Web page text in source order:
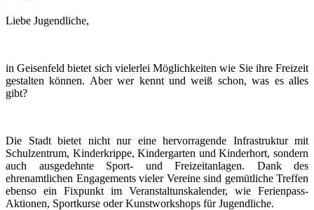
Liebe Jugendliche,
in Geisenfeld bietet sich vielerlei Möglichkeiten wie Sie ihre Freizeit
gestalten können. Aber wer kennt und weiß schon, was es alles
gibt?
Die Stadt bietet nicht nur eine hervorragende Infrastruktur mit
Schulzentrum, Kinderkrippe, Kindergarten und Kinderhort, sondern
auch ausgedehnte Sport- und Freizeitanlagen. Dank des
ehrenamtlichen Engagements vieler Vereine sind gemütliche Treffen
ebenso ein Fixpunkt im Veranstaltunskalender, wie Ferienpass-
Aktionen, Sportkurse oder Kunstworkshops für Jugendliche.